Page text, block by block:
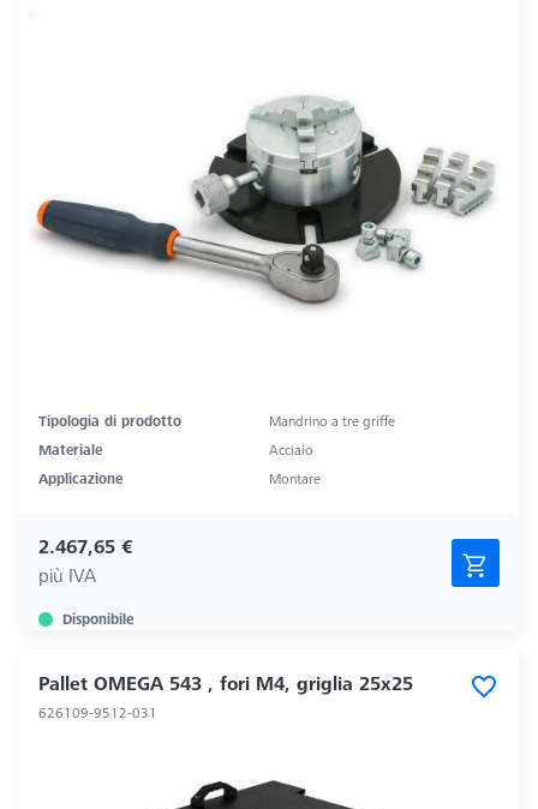
Tipologia di prodotto
Mandrino a tre griffe
Materiale
Acciaio
Applicazione
Montare
2.467,65 €
più IVA
Disponibile
Pallet OMEGA 543 , fori M4, griglia 25x25
626109-9512-031